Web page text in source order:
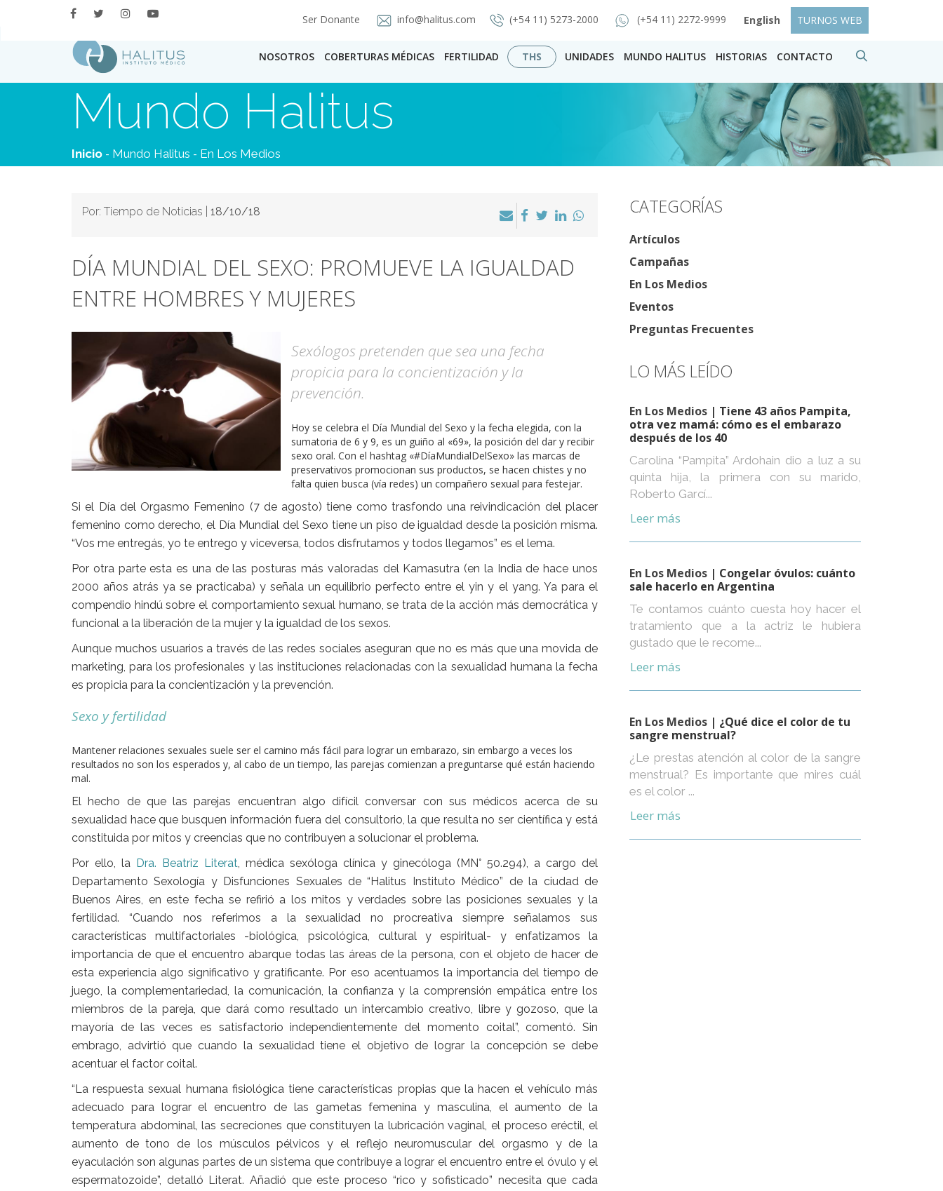
Ser Donante info@halitus.com (+54 11) 5273-2000 (+54 11) 2272-9999 English TURNOS WEB
NOSOTROS COBERTURAS MÉDICAS FERTILIDAD THS UNIDADES MUNDO HALITUS HISTORIAS CONTACTO
Mundo Halitus
Inicio - Mundo Halitus - En Los Medios
Por: Tiempo de Noticias | 18/10/18
DÍA MUNDIAL DEL SEXO: PROMUEVE LA IGUALDAD
ENTRE HOMBRES Y MUJERES
Sexólogos pretenden que sea una fecha
propicia para la concientización y la
prevención.
Hoy se celebra el Día Mundial del Sexo y la fecha elegida, con la
sumatoria de 6 y 9, es un guiño al «69», la posición del dar y recibir
sexo oral. Con el hashtag «#DíaMundialDelSexo» las marcas de
preservativos promocionan sus productos, se hacen chistes y no
falta quien busca (vía redes) un compañero sexual para festejar.
Si el Día del Orgasmo Femenino (7 de agosto) tiene como trasfondo una reivindicación del placer
femenino como derecho, el Día Mundial del Sexo tiene un piso de igualdad desde la posición misma.
“Vos me entregás, yo te entrego y viceversa, todos disfrutamos y todos llegamos” es el lema.
Por otra parte esta es una de las posturas más valoradas del Kamasutra (en la India de hace unos
2000 años atrás ya se practicaba) y señala un equilibrio perfecto entre el yin y el yang. Ya para el
compendio hindú sobre el comportamiento sexual humano, se trata de la acción más democrática y
funcional a la liberación de la mujer y la igualdad de los sexos.
Aunque muchos usuarios a través de las redes sociales aseguran que no es más que una movida de
marketing, para los profesionales y las instituciones relacionadas con la sexualidad humana la fecha
es propicia para la concientización y la prevención.
Sexo y fertilidad
Mantener relaciones sexuales suele ser el camino más fácil para lograr un embarazo, sin embargo a veces los
resultados no son los esperados y, al cabo de un tiempo, las parejas comienzan a preguntarse qué están haciendo
mal.
El hecho de que las parejas encuentran algo difícil conversar con sus médicos acerca de su
sexualidad hace que busquen información fuera del consultorio, la que resulta no ser científica y está
constituida por mitos y creencias que no contribuyen a solucionar el problema.
Por ello, la Dra. Beatriz Literat, médica sexóloga clínica y ginecóloga (MN° 50.294), a cargo del
Departamento Sexología y Disfunciones Sexuales de “Halitus Instituto Médico” de la ciudad de
Buenos Aires, en este fecha se refirió a los mitos y verdades sobre las posiciones sexuales y la
fertilidad. “Cuando nos referimos a la sexualidad no procreativa siempre señalamos sus
características multifactoriales -biológica, psicológica, cultural y espiritual- y enfatizamos la
importancia de que el encuentro abarque todas las áreas de la persona, con el objeto de hacer de
esta experiencia algo significativo y gratificante. Por eso acentuamos la importancia del tiempo de
juego, la complementariedad, la comunicación, la confianza y la comprensión empática entre los
miembros de la pareja, que dará como resultado un intercambio creativo, libre y gozoso, que la
mayoría de las veces es satisfactorio independientemente del momento coital”, comentó. Sin
embrago, advirtió que cuando la sexualidad tiene el objetivo de lograr la concepción se debe
acentuar el factor coital.
“La respuesta sexual humana fisiológica tiene características propias que la hacen el vehículo más
adecuado para lograr el encuentro de las gametas femenina y masculina, el aumento de la
temperatura abdominal, las secreciones que constituyen la lubricación vaginal, el proceso eréctil, el
aumento de tono de los músculos pélvicos y el reflejo neuromuscular del orgasmo y de la
eyaculación son algunas partes de un sistema que contribuye a lograr el encuentro entre el óvulo y el
espermatozoide”, detalló Literat. Añadió que este proceso “rico y sofisticado” necesita que cada
CATEGORÍAS
Artículos
Campañas
En Los Medios
Eventos
Preguntas Frecuentes
LO MÁS LEÍDO
En Los Medios | Tiene 43 años Pampita,
otra vez mamá: cómo es el embarazo
después de los 40
Carolina “Pampita” Ardohain dio a luz a su
quinta hija, la primera con su marido,
Roberto Garcí...
Leer más
En Los Medios | Congelar óvulos: cuánto
sale hacerlo en Argentina
Te contamos cuánto cuesta hoy hacer el
tratamiento que a la actriz le hubiera
gustado que le recome...
Leer más
En Los Medios | ¿Qué dice el color de tu
sangre menstrual?
¿Le prestas atención al color de la sangre
menstrual? Es importante que mires cuál
es el color ...
Leer más